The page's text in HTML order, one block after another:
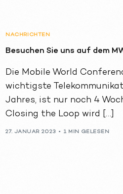
NACHRICHTEN
Besuchen Sie uns auf dem
Die Mobile World
wichtigste
Jahres, ist nur noch 4
Closing the Loop wird […]
27. JANUAR 2023 1 MIN GELESEN